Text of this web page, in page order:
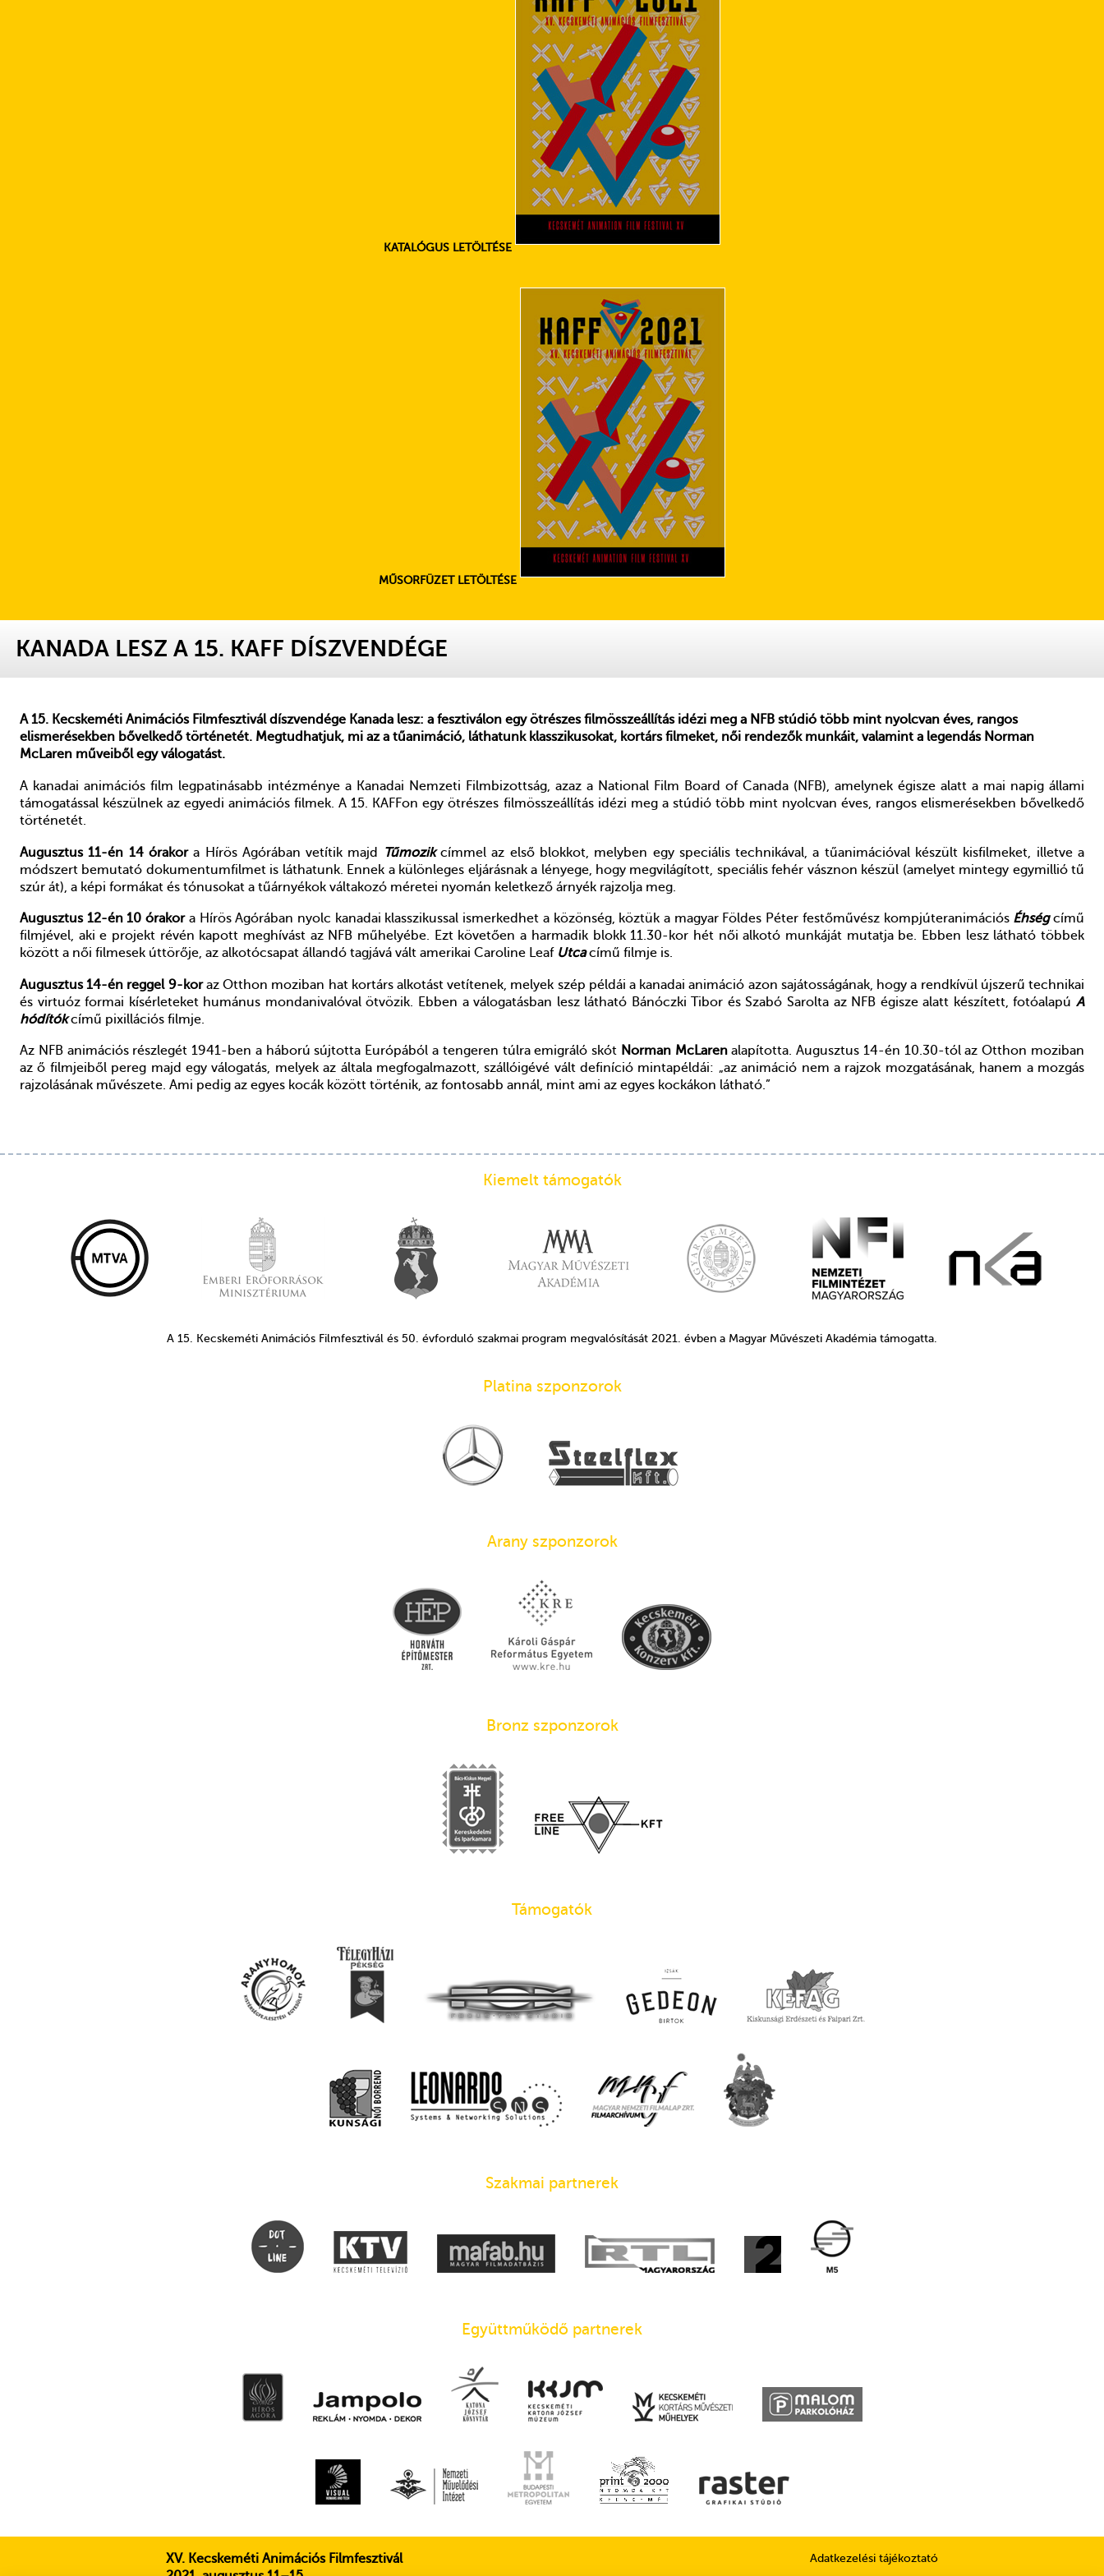
KATALÓGUS LETÖLTÉSE
MŰSORFÜZET LETÖLTÉSE
KANADA LESZ A 15. KAFF DÍSZVENDÉGE
A 15. Kecskeméti Animációs Filmfesztivál díszvendége Kanada lesz: a fesztiválon egy ötrészes filmösszeállítás idézi meg a NFB stúdió több mint nyolcvan éves, rangos
elismerésekben bővelkedő történetét. Megtudhatjuk, mi az a tűanimáció, láthatunk klasszikusokat, kortárs filmeket, női rendezők munkáit, valamint a legendás Norman
McLaren műveiből egy válogatást.
A kanadai animációs film legpatinásabb intézménye a Kanadai Nemzeti Filmbizottság, azaz a National Film Board of Canada (NFB), amelynek égisze alatt a mai napig állami
támogatással készülnek az egyedi animációs filmek. A 15. KAFFon egy ötrészes filmösszeállítás idézi meg a stúdió több mint nyolcvan éves, rangos elismerésekben bővelkedő
történetét.
Augusztus 11-én 14 órakora Hírös Agórában vetítik majd Tűmozik címmel az első blokkot, melyben egy speciális technikával, a tűanimációval készült kisfilmeket, illetve a
módszert bemutató dokumentumfilmet is láthatunk. Ennek a különleges eljárásnak a lényege, hogy megvilágított, speciális fehér vásznon készül (amelyet mintegy egymillió tű
szúr át), a képi formákat és tónusokat a tűárnyékok váltakozó méretei nyomán keletkező árnyék rajzolja meg.
Augusztus 12-én 10 órakora Hírös Agórában nyolc kanadai klasszikussal ismerkedhet a közönség, köztük a magyar Földes Péter festőművész kompjúteranimációs Éhség című
filmjével, aki e projekt révén kapott meghívást az NFB műhelyébe. Ezt követően a harmadik blokk 11.30-kor hét női alkotó munkáját mutatja be. Ebben lesz látható többek
között a női filmesek úttörője, az alkotócsapat állandó tagjává vált amerikai Caroline Leaf Utca című filmje is.
Augusztus 14-én reggel 9-koraz Otthon moziban hat kortárs alkotást vetítenek, melyek szép példái a kanadai animáció azon sajátosságának, hogy a rendkívül újszerű technikai
és virtuóz formai kísérleteket humánus mondanivalóval ötvözik. Ebben a válogatásban lesz látható Bánóczki Tibor és Szabó Sarolta az NFB égisze alatt készített, fotóalapú A
hódítók című pixillációs filmje.
Az NFB animációs részlegét 1941-ben a háború sújtotta Európából a tengeren túlra emigráló skót Norman McLarenalapította. Augusztus 14-én 10.30-tól az Otthon moziban
az ő filmjeiből pereg majd egy válogatás, melyek az általa megfogalmazott, szállóigévé vált definíció mintapéldái: „az animáció nem a rajzok mozgatásának, hanem a mozgás
rajzolásának művészete. Ami pedig az egyes kocák között történik, az fontosabb annál, mint ami az egyes kockákon látható.”
Kiemelt támogatók
A 15. Kecskeméti Animációs Filmfesztivál és 50. évforduló szakmai program megvalósítását 2021. évben a Magyar Művészeti Akadémia támogatta.
Platina szponzorok
Arany szponzorok
Bronz szponzorok
Támogatók
Szakmai partnerek
Együttműködő partnerek
XV. Kecskeméti Animációs Filmfesztivál
Adatkezelési tájékoztató